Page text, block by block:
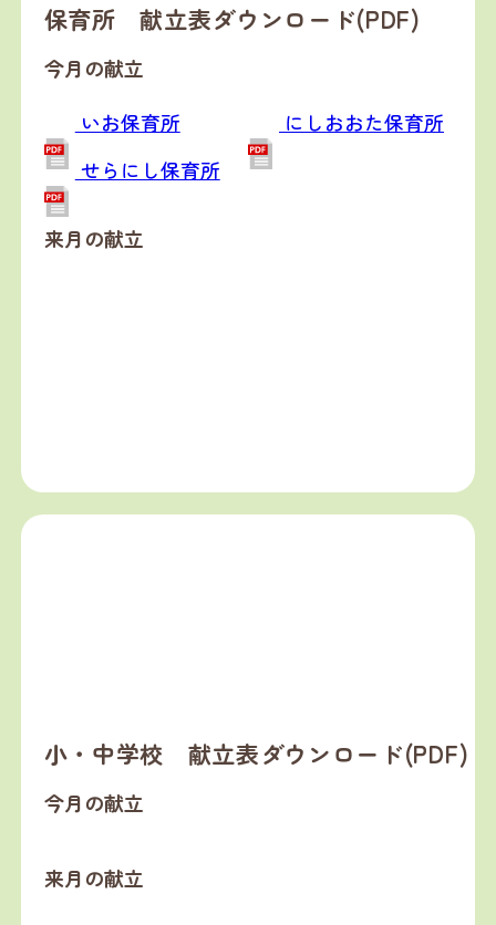
保育所 献立表ダウンロード(PDF)
今月の献立
いお保育所
にしおおた保育所
せらにし保育所
来月の献立
小・中学校 献立表ダウンロード(PDF)
今月の献立
来月の献立